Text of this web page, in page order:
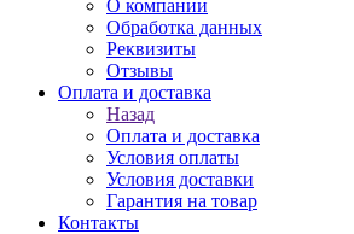
О компании
Обработка данных
Реквизиты
Отзывы
Оплата и доставка
Назад
Оплата и доставка
Условия оплаты
Условия доставки
Гарантия на товар
Контакты